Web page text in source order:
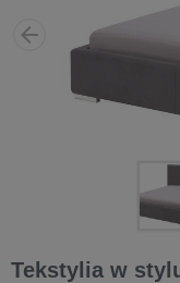
Tekstylia w